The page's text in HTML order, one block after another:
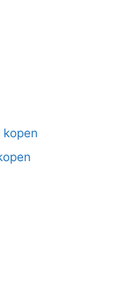
kopen